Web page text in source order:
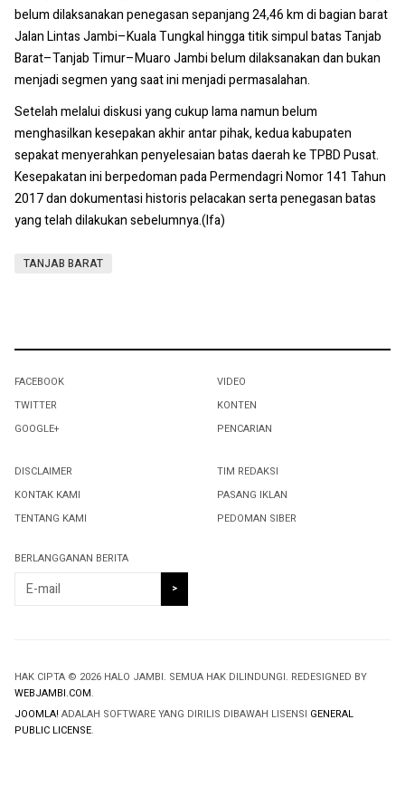
belum dilaksanakan penegasan sepanjang 24,46 km di bagian barat
Jalan Lintas Jambi–Kuala Tungkal hingga titik simpul batas Tanjab
Barat–Tanjab Timur–Muaro Jambi belum dilaksanakan dan bukan
menjadi segmen yang saat ini menjadi permasalahan.
Setelah melalui diskusi yang cukup lama namun belum
menghasilkan kesepakan akhir antar pihak, kedua kabupaten
sepakat menyerahkan penyelesaian batas daerah ke TPBD Pusat.
Kesepakatan ini berpedoman pada Permendagri Nomor 141 Tahun
2017 dan dokumentasi historis pelacakan serta penegasan batas
yang telah dilakukan sebelumnya.(Ifa)
TANJAB BARAT
FACEBOOK
TWITTER
GOOGLE+
VIDEO
KONTEN
PENCARIAN
DISCLAIMER
KONTAK KAMI
TENTANG KAMI
TIM REDAKSI
PASANG IKLAN
PEDOMAN SIBER
BERLANGGANAN BERITA
HAK CIPTA © 2026 HALO JAMBI. SEMUA HAK DILINDUNGI. REDESIGNED BY
WEBJAMBI.COM.
JOOMLA! ADALAH SOFTWARE YANG DIRILIS DIBAWAH LISENSI GENERAL
PUBLIC LICENSE.